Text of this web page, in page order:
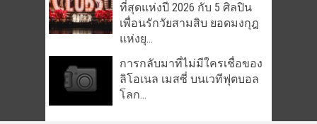
ที่สุดแห่งปี 2026 กับ 5 ศิลปิน
เพื่อนรักวัยสามสิบ ยอดมงกุฎ
แห่งยุ...
การกลับมาที่ไม่มีใครเชื่อของ
ลิโอเนล เมสซี่ บนเวทีฟุตบอล
โลก...